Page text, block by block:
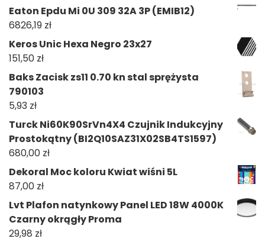
Eaton Epdu Mi 0U 309 32A 3P (EMIB12)
6826,19 zł
Keros Unic Hexa Negro 23x27
151,50 zł
Baks Zacisk zs11 0.70 kn stal sprężysta
790103
5,93 zł
Turck Ni60K90SrVn4X4 Czujnik Indukcyjny
Prostokątny (BI2Q10SAZ31X02SB4TS1597)
680,00 zł
Dekoral Moc koloru Kwiat wiśni 5L
87,00 zł
Lvt Plafon natynkowy Panel LED 18W 4000K
Czarny okrągły Proma
29,98 zł